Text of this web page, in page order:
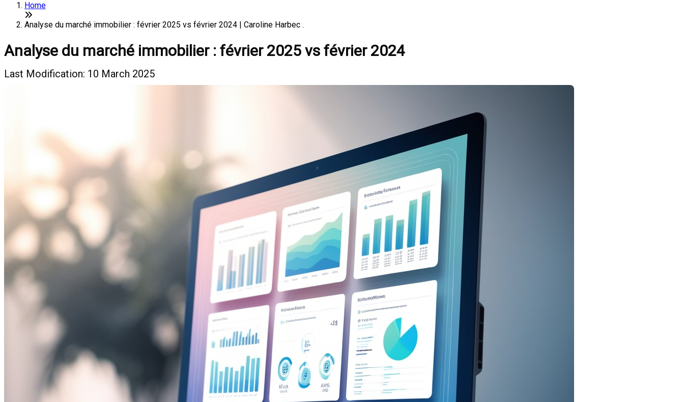
Home
Analyse du marché immobilier : février 2025 vs février 2024 | Caroline Harbec .
Analyse du marché immobilier : février 2025 vs février 2024
Last Modification: 10 March 2025